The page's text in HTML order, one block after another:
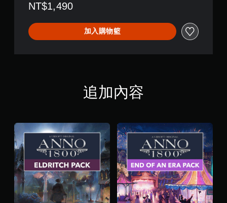
NT$1,490
加入購物籃
追加內容